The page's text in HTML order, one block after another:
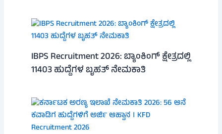
IBPS Recruitment 2026: ಬ್ಯಾಂಕಿಂಗ್ ಕ್ಷೇತ್ರದಲ್ಲಿ
11403 ಹುದ್ದೆಗಳ ಬೃಹತ್ ನೇಮಕಾತಿ